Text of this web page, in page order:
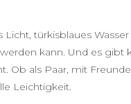
türkisblaues
kann. Und es gibt
Ob als Paar, mit
Leichtigkeit.